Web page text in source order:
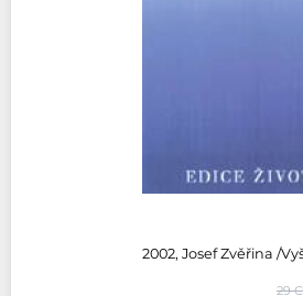
2002, Josef Zvěřina /
29